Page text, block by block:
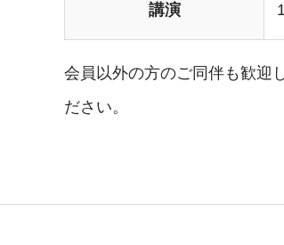
講演
会員以外の方のご同伴も歓迎
ださい。